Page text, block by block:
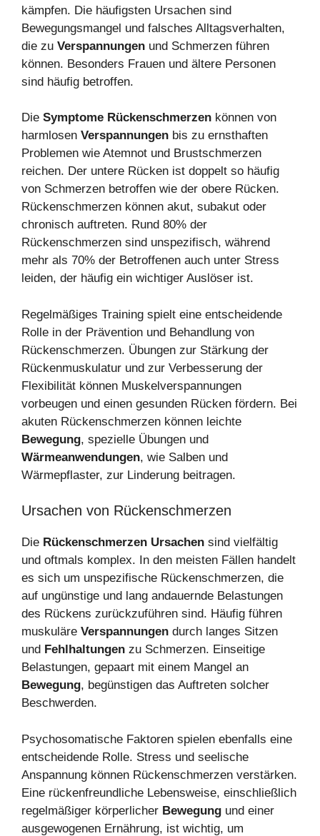
kämpfen. Die häufigsten Ursachen sind
Bewegungsmangel und falsches Alltagsverhalten,
die zu Verspannungen und Schmerzen führen
können. Besonders Frauen und ältere Personen
sind häufig betroffen.
Die Symptome Rückenschmerzen können von
harmlosen Verspannungen bis zu ernsthaften
Problemen wie Atemnot und Brustschmerzen
reichen. Der untere Rücken ist doppelt so häufig
von Schmerzen betroffen wie der obere Rücken.
Rückenschmerzen können akut, subakut oder
chronisch auftreten. Rund 80% der
Rückenschmerzen sind unspezifisch, während
mehr als 70% der Betroffenen auch unter Stress
leiden, der häufig ein wichtiger Auslöser ist.
Regelmäßiges Training spielt eine entscheidende
Rolle in der Prävention und Behandlung von
Rückenschmerzen. Übungen zur Stärkung der
Rückenmuskulatur und zur Verbesserung der
Flexibilität können Muskelverspannungen
vorbeugen und einen gesunden Rücken fördern. Bei
akuten Rückenschmerzen können leichte
Bewegung, spezielle Übungen und
Wärmeanwendungen, wie Salben und
Wärmepflaster, zur Linderung beitragen.
Ursachen von Rückenschmerzen
Die Rückenschmerzen Ursachen sind vielfältig
und oftmals komplex. In den meisten Fällen handelt
es sich um unspezifische Rückenschmerzen, die
auf ungünstige und lang andauernde Belastungen
des Rückens zurückzuführen sind. Häufig führen
muskuläre Verspannungen durch langes Sitzen
und Fehlhaltungen zu Schmerzen. Einseitige
Belastungen, gepaart mit einem Mangel an
Bewegung, begünstigen das Auftreten solcher
Beschwerden.
Psychosomatische Faktoren spielen ebenfalls eine
entscheidende Rolle. Stress und seelische
Anspannung können Rückenschmerzen verstärken.
Eine rückenfreundliche Lebensweise, einschließlich
regelmäßiger körperlicher Bewegung und einer
ausgewogenen Ernährung, ist wichtig, um